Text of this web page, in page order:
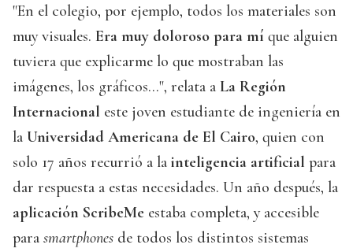
"En el colegio, por ejemplo, todos los materiales son
muy visuales. Era muy doloroso para mí que alguien
tuviera que explicarme lo que mostraban las
imágenes, los gráficos...", relata a La Región
Internacional este joven estudiante de ingeniería en
la Universidad Americana de El Cairo, quien con
solo 17 años recurrió a la inteligencia artificial para
dar respuesta a estas necesidades. Un año después, la
aplicación ScribeMe estaba completa, y accesible
para smartphones de todos los distintos sistemas